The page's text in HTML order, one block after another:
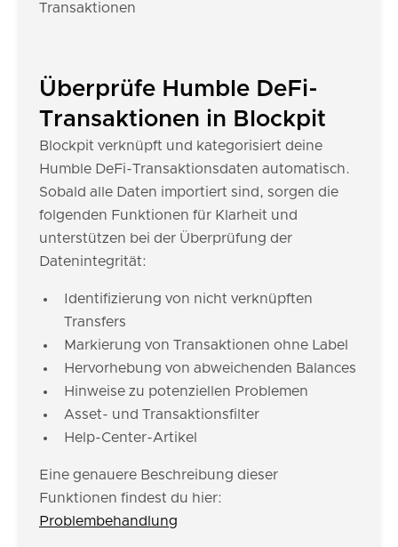
Transaktionen
Überprüfe Humble DeFi-
Transaktionen in Blockpit
Blockpit verknüpft und kategorisiert deine
Humble DeFi-Transaktionsdaten automatisch.
Sobald alle Daten importiert sind, sorgen die
folgenden Funktionen für Klarheit und
unterstützen bei der Überprüfung der
Datenintegrität:
Identifizierung von nicht verknüpften
Transfers
Markierung von Transaktionen ohne Label
Hervorhebung von abweichenden Balances
Hinweise zu potenziellen Problemen
Asset- und Transaktionsfilter
Help-Center-Artikel
Eine genauere Beschreibung dieser
Funktionen findest du hier:
Problembehandlung